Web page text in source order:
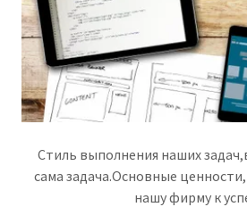
Стиль выполнения наших
сама задача.Основные
нашу фирму к